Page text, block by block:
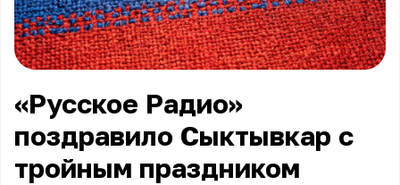
«Русское Радио»
поздравило Сыктывкар с
тройным праздником